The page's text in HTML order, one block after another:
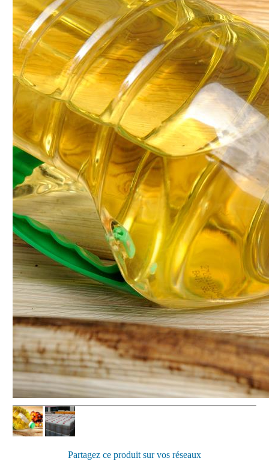
Partagez ce produit sur vos réseaux